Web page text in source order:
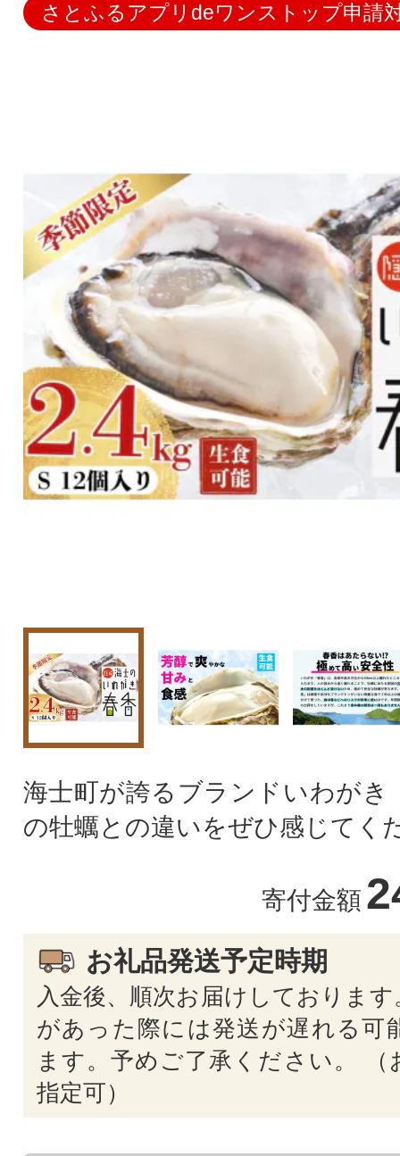
さとふるアプリdeワンストップ申請
海士町が誇るブランドいわがき
の牡蠣との違いをぜひ感じてく
寄付金額
お礼品発送予定時期
入金後、順次お届けしておりま
があった際には発送が遅れる可
ます。予めご了承ください。 （
指定可）